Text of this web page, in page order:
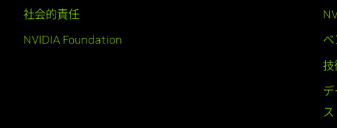
社会的責任
NVIDIA Foundation
技
ス